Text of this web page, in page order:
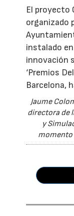
El proyecto
organizado
instalado
innovación
‘Premios
Barcelona,
Jaume
directora de
y
momento